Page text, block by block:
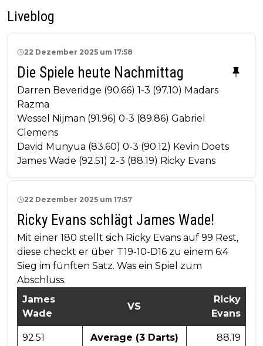
Liveblog
22 Dezember 2025 um 17:58
Die Spiele heute Nachmittag
Darren Beveridge (90.66) 1-3 (97.10) Madars
Razma
Wessel Nijman (91.96) 0-3 (89.86) Gabriel
Clemens
David Munyua (83.60) 0-3 (90.12) Kevin Doets
James Wade (92.51) 2-3 (88.19) Ricky Evans
22 Dezember 2025 um 17:57
Ricky Evans schlägt James Wade!
Mit einer 180 stellt sich Ricky Evans auf 99 Rest,
diese checkt er über T19-10-D16 zu einem 6:4
Sieg im fünften Satz. Was ein Spiel zum
Abschluss.
James
Wade
VS
Ricky
Evans
92.51 Average (3 Darts) 88.19